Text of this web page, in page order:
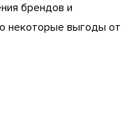
брендов и
некоторые выгоды от